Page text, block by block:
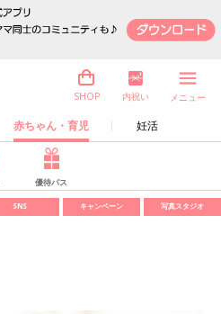
赤ちゃん・育児 妊活
SHOP 内祝い メニュー
優待パス
SNS キャンペーン 写真スタジオ